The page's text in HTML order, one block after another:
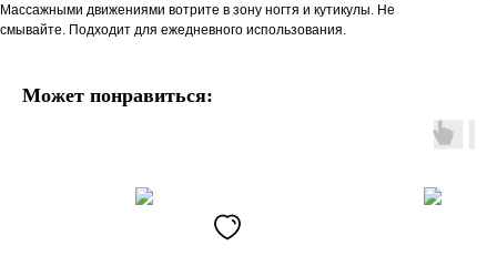
Массажными движениями вотрите в зону ногтя и кутикулы. Не
смывайте. Подходит для ежедневного использования.
Может понравиться: